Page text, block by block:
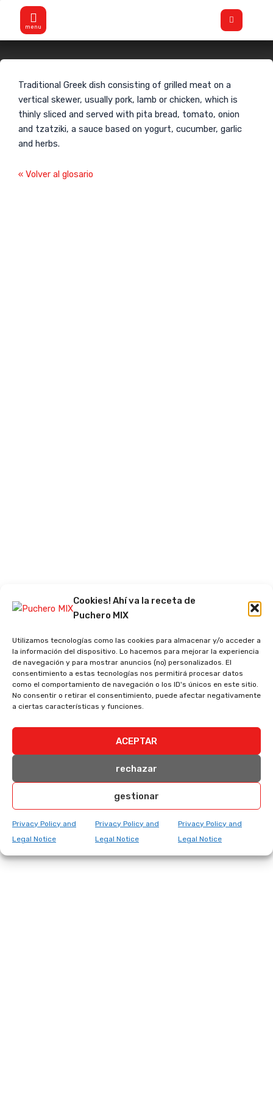
Cookies! Ahí va la receta de
Puchero MIX
Utilizamos tecnologías como las cookies para almacenar y/o acceder a
la información del dispositivo. Lo hacemos para mejorar la experiencia
de navegación y para mostrar anuncios (no) personalizados. El
consentimiento a estas tecnologías nos permitirá procesar datos
como el comportamiento de navegación o los ID's únicos en este sitio.
No consentir o retirar el consentimiento, puede afectar negativamente
a ciertas características y funciones.
ACEPTAR
rechazar
gestionar
Privacy Policy and
Legal Notice
Privacy Policy and
Legal Notice
Privacy Policy and
Legal Notice
content
Flyout
Menu
Traditional Greek dish consisting of grilled meat on a
vertical skewer, usually pork, lamb or chicken, which is
thinly sliced and served with pita bread, tomato, onion
and tzatziki, a sauce based on yogurt, cucumber, garlic
and herbs.
« Volver al glosario